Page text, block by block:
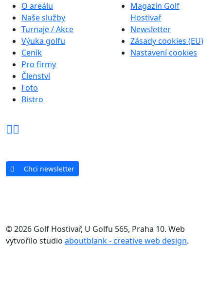
O areálu
Naše služby
Turnaje / Akce
Výuka golfu
Ceník
Pro firmy
Členství
Foto
Bistro
Magazín Golf
Hostivař
Newsletter
Zásady cookies (EU)
Nastavení cookies
Chci newsletter
© 2026 Golf Hostivař, U Golfu 565, Praha 10. Web
vytvořilo studio aboutblank - creative web design.